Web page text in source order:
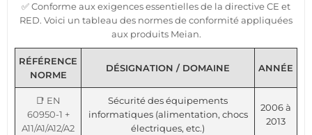
✅ Conforme aux exigences essentielles de la directive CE et
RED. Voici un tableau des normes de conformité appliquées
aux produits Meian.
RÉFÉRENCE
NORME
DÉSIGNATION / DOMAINE ANNÉE
📑 EN
60950-1 +
A11/A1/A12/A2
Sécurité des équipements
informatiques (alimentation, chocs
électriques, etc.)
2006 à
2013